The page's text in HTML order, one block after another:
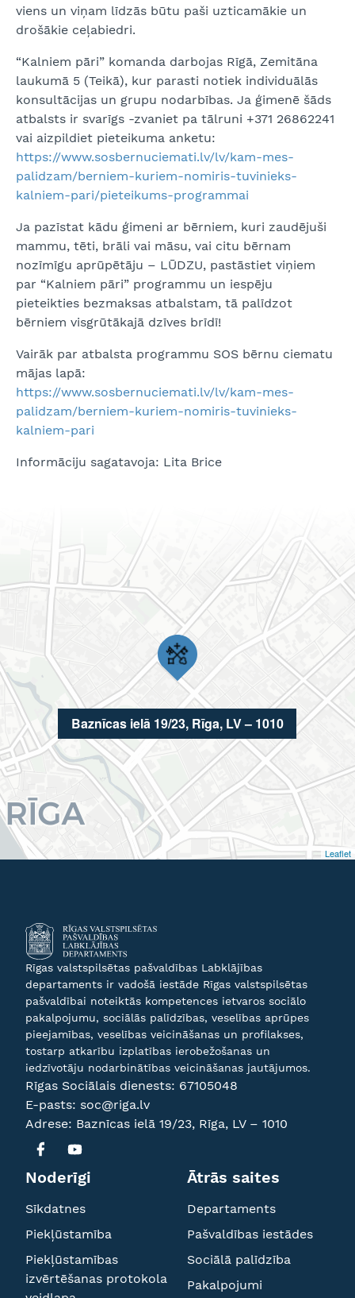
viens un viņam līdzās būtu paši uzticamākie un
drošākie ceļabiedri.
“Kalniem pāri” komanda darbojas Rīgā, Zemitāna
laukumā 5 (Teikā), kur parasti notiek individuālās
konsultācijas un grupu nodarbības. Ja ģimenē šāds
atbalsts ir svarīgs -zvaniet pa tālruni +371 26862241
vai aizpildiet pieteikuma anketu:
https://www.sosbernuciemati.lv/lv/kam-mes-
palidzam/berniem-kuriem-nomiris-tuvinieks-
kalniem-pari/pieteikums-programmai
Ja pazīstat kādu ģimeni ar bērniem, kuri zaudējuši
mammu, tēti, brāli vai māsu, vai citu bērnam
nozīmīgu aprūpētāju – LŪDZU, pastāstiet viņiem
par “Kalniem pāri” programmu un iespēju
pieteikties bezmaksas atbalstam, tā palīdzot
bērniem visgrūtākajā dzīves brīdī!
Vairāk par atbalsta programmu SOS bērnu ciematu
mājas lapā:
https://www.sosbernuciemati.lv/lv/kam-mes-
palidzam/berniem-kuriem-nomiris-tuvinieks-
kalniem-pari
Informāciju sagatavoja: Lita Brice
Baznīcas ielā 19/23, Rīga, LV – 1010
Leaflet
Rīgas valstspilsētas pašvaldības Labklājības
departaments ir vadošā iestāde Rīgas valstspilsētas
pašvaldībai noteiktās kompetences ietvaros sociālo
pakalpojumu, sociālās palīdzības, veselības aprūpes
pieejamības, veselības veicināšanas un profilakses,
tostarp atkarību izplatības ierobežošanas un
iedzīvotāju nodarbinātības veicināšanas jautājumos.
Rīgas Sociālais dienests: 67105048
E-pasts: soc@riga.lv
Adrese: Baznīcas ielā 19/23, Rīga, LV – 1010
Noderīgi
Sīkdatnes
Piekļūstamība
Piekļūstamības
izvērtēšanas protokola
Ātrās saites
Departaments
Pašvaldības iestādes
Sociālā palīdzība
Pakalpojumi